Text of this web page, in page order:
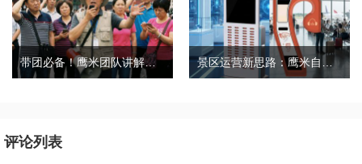
带团必备！鹰米团队讲解器，防串音 + 易管理双在线
评论列表